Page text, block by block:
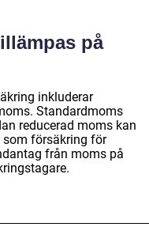
på
inkluderar
Standardmoms
reducerad moms kan
som försäkring för
från moms på